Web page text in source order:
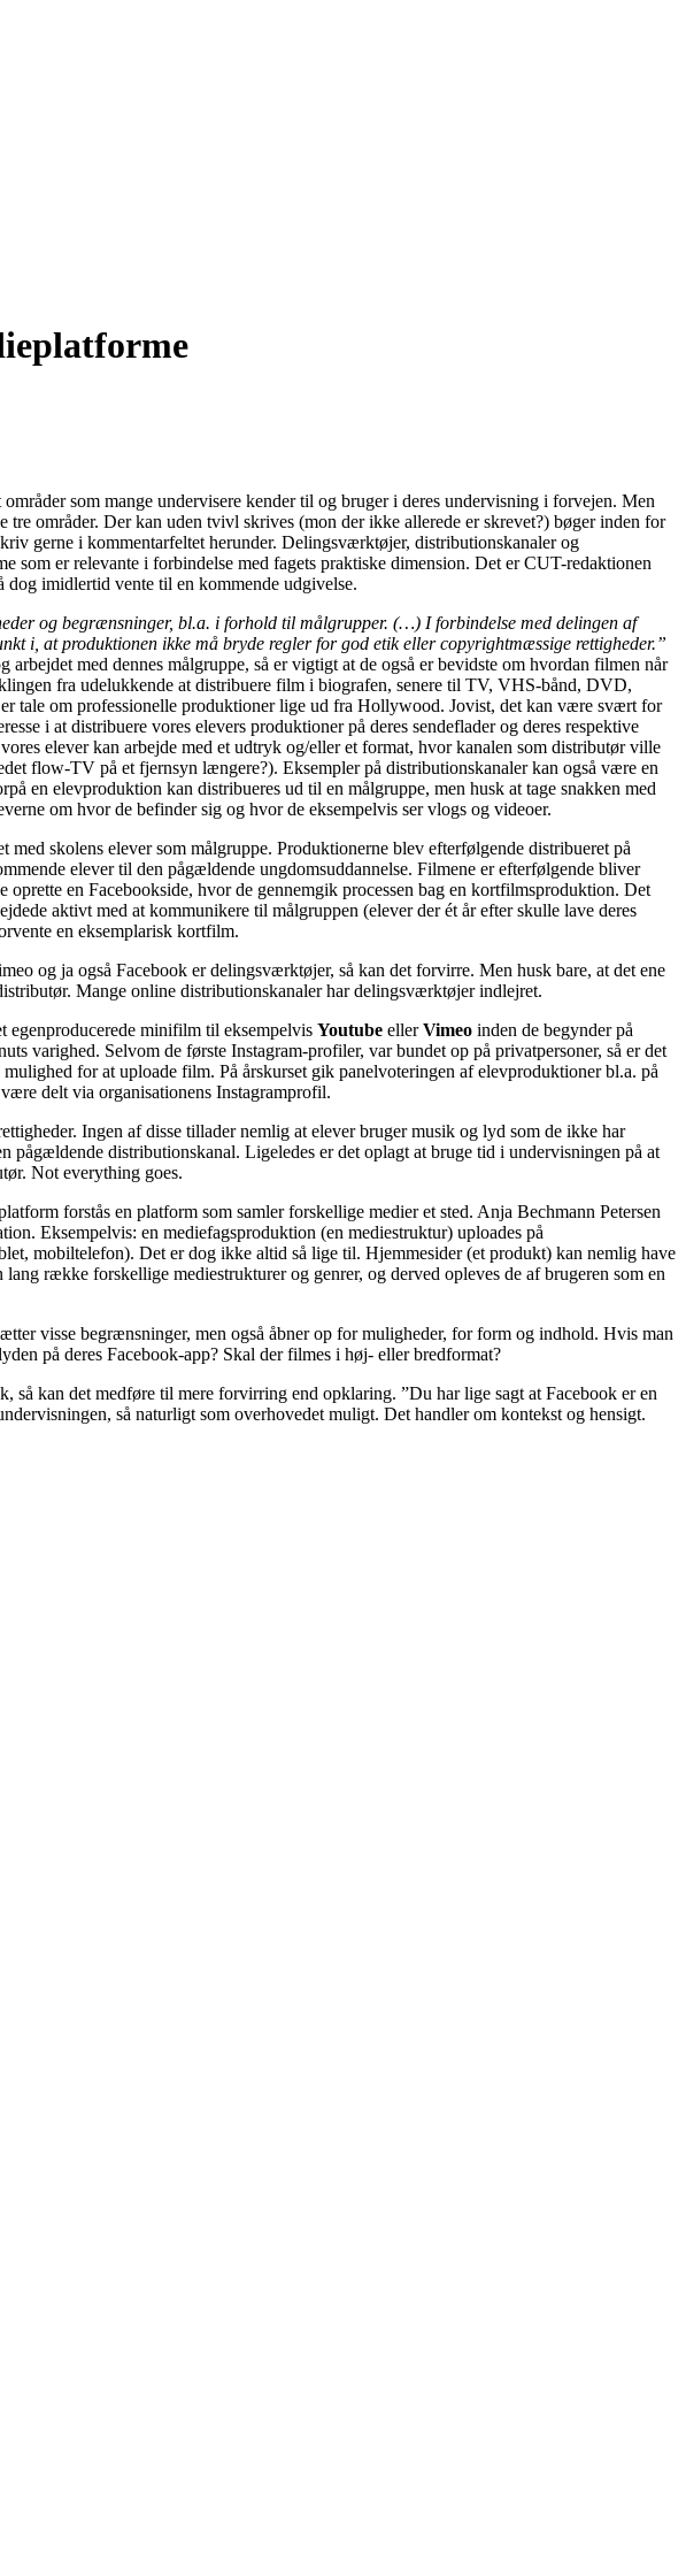
som mange undervisere kender til og bruger i deres undervisning i forvejen. Men
områder. Der kan uden tvivl skrives (mon der ikke allerede er skrevet?) bøger inden for
gerne i kommentarfeltet herunder. Delingsværktøjer, distributionskanaler og
er relevante i forbindelse med fagets praktiske dimension. Det er CUT-redaktionen
dog imidlertid vente til en kommende udgivelse.
og begrænsninger, bl.a. i forhold til målgrupper. (…) I forbindelse med delingen af
i, at produktionen ikke må bryde regler for god etik eller copyrightmæssige rettigheder.”
arbejdet med dennes målgruppe, så er vigtigt at de også er bevidste om hvordan filmen når
fra udelukkende at distribuere film i biografen, senere til TV, VHS-bånd, DVD,
tale om professionelle produktioner lige ud fra Hollywood. Jovist, det kan være svært for
i at distribuere vores elevers produktioner på deres sendeflader og deres respektive
elever kan arbejde med et udtryk og/eller et format, hvor kanalen som distributør ville
flow-TV på et fjernsyn længere?). Eksempler på distributionskanaler kan også være en
en elevproduktion kan distribueres ud til en målgruppe, men husk at tage snakken med
om hvor de befinder sig og hvor de eksempelvis ser vlogs og videoer.
skolens elever som målgruppe. Produktionerne blev efterfølgende distribueret på
elever til den pågældende ungdomsuddannelse. Filmene er efterfølgende bliver
en Facebookside, hvor de gennemgik processen bag en kortfilmsproduktion. Det
aktivt med at kommunikere til målgruppen (elever der ét år efter skulle lave deres
en eksemplarisk kortfilm.
og ja også Facebook er delingsværktøjer, så kan det forvirre. Men husk bare, at det ene
Mange online distributionskanaler har delingsværktøjer indlejret.
egenproducerede minifilm til eksempelvis Youtube ellerVimeo inden de begynder på
varighed. Selvom de første Instagram-profiler, var bundet op på privatpersoner, så er det
for at uploade film. På årskurset gik panelvoteringen af elevproduktioner bl.a. på
delt via organisationens Instagramprofil.
Ingen af disse tillader nemlig at elever bruger musik og lyd som de ikke har
distributionskanal. Ligeledes er det oplagt at bruge tid i undervisningen på at
Not everything goes.
forstås en platform som samler forskellige medier et sted. Anja Bechmann Petersen
Eksempelvis: en mediefagsproduktion (en mediestruktur) uploades på
mobiltelefon). Det er dog ikke altid så lige til. Hjemmesider (et produkt) kan nemlig have
række forskellige mediestrukturer og genrer, og derved opleves de af brugeren som en
visse begrænsninger, men også åbner op for muligheder, for form og indhold. Hvis man
på deres Facebook-app? Skal der filmes i høj- eller bredformat?
så kan det medføre til mere forvirring end opklaring. ”Du har lige sagt at Facebook er en
så naturligt som overhovedet muligt. Det handler om kontekst og hensigt.